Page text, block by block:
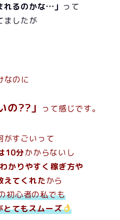
れるのかな…」 って
ましたが
なのに
の??」 って感じです。
がすごいって
10分かからないし
かりやすく 稼ぎ方や
えてくれたから
初心者の私でも
とてもスムーズ